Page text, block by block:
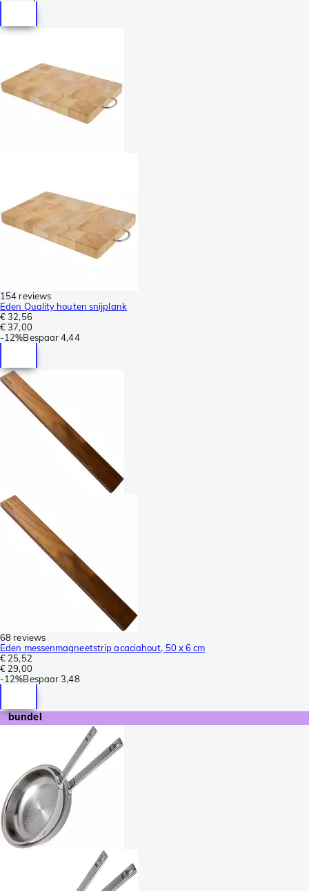
154 reviews
Eden Quality houten snijplank
€ 32,56
€ 37,00
-12%Bespaar 4,44
68 reviews
Eden messenmagneetstrip acaciahout, 50 x 6 cm
€ 25,52
€ 29,00
-12%Bespaar 3,48
bundel